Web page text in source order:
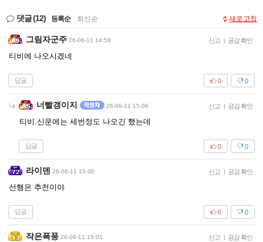
댓글(12) 등록순 최신순 새로고침
그림자군주 26-06-11 14:58 신고 | 공감 확인
티비에 나오시겠네
답글 0
0
너빨갱이지 26-06-11 15:06 신고 | 공감 확인
티비.신문에는 세번정도 나오긴 했는데
답글 0
0
라이덴 26-06-11 15:00 신고 | 공감 확인
선행은 추천이야
답글 0
0
작은폭풍 26-06-11 15:01 신고 | 공감 확인